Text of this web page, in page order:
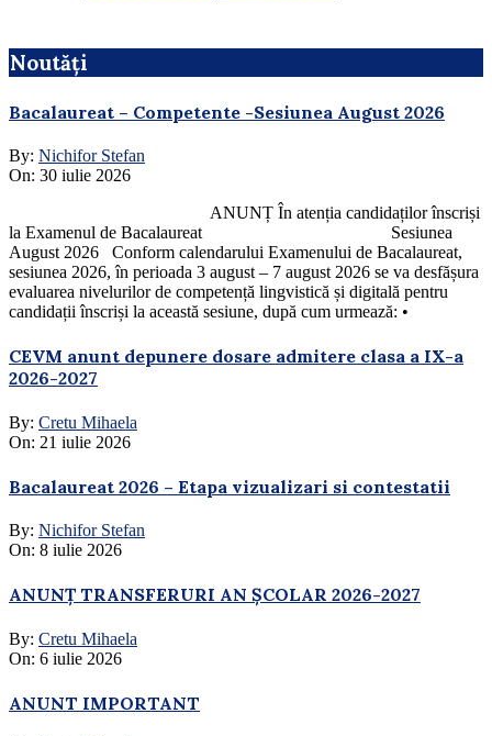
Noutăți
Bacalaureat – Competente -Sesiunea August 2026
By: Nichifor Stefan
On: 30 iulie 2026
ANUNȚ În atenția candidaților înscriși
la Examenul de Bacalaureat Sesiunea
August 2026 Conform calendarului Examenului de Bacalaureat,
sesiunea 2026, în perioada 3 august – 7 august 2026 se va desfășura
evaluarea nivelurilor de competență lingvistică și digitală pentru
candidații înscriși la această sesiune, după cum urmează: •
CEVM anunt depunere dosare admitere clasa a IX-a
2026-2027
By: Cretu Mihaela
On: 21 iulie 2026
Bacalaureat 2026 – Etapa vizualizari si contestatii
By: Nichifor Stefan
On: 8 iulie 2026
ANUNȚ TRANSFERURI AN ȘCOLAR 2026-2027
By: Cretu Mihaela
On: 6 iulie 2026
ANUNT IMPORTANT